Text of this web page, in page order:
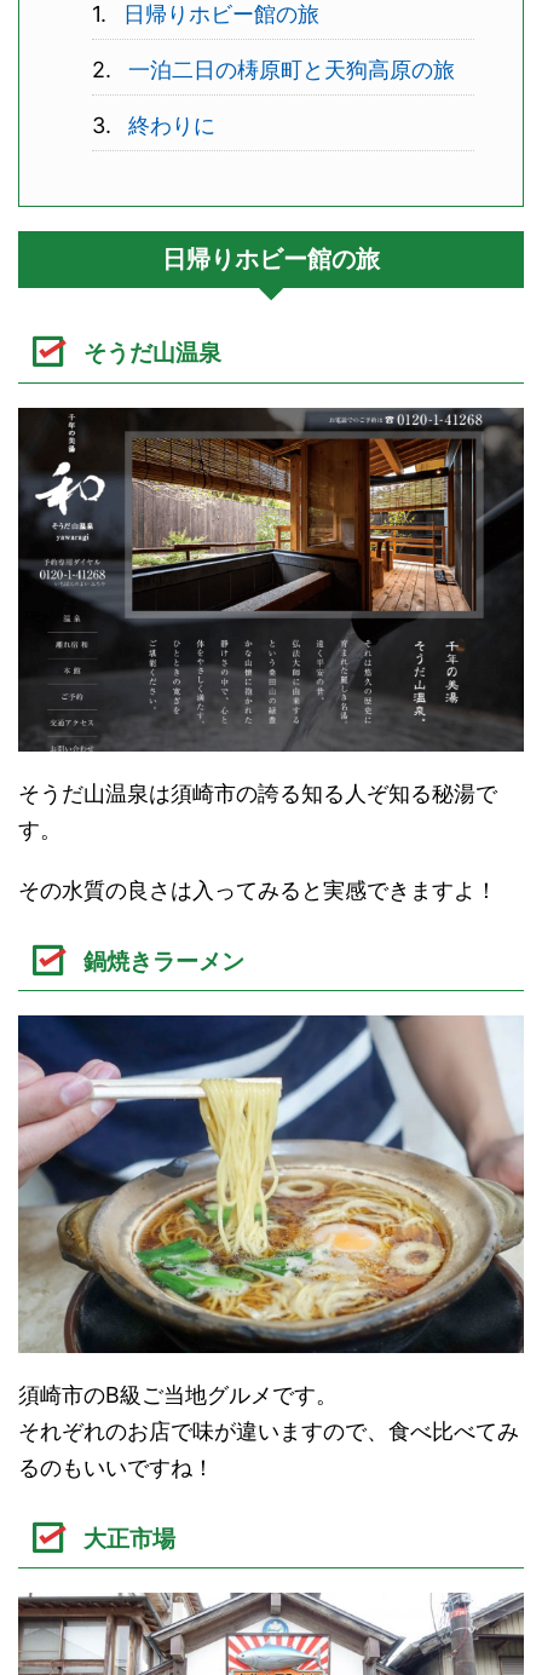
日帰りホビー館の旅
一泊二日の梼原町と天狗高原の旅
終わりに
日帰りホビー館の旅
そうだ山温泉
そうだ山温泉は須崎市の誇る知る人ぞ知る秘湯で
す。
その水質の良さは入ってみると実感できますよ！
鍋焼きラーメン
須崎市のB級ご当地グルメです。
それぞれのお店で味が違いますので、食べ比べてみ
るのもいいですね！
大正市場